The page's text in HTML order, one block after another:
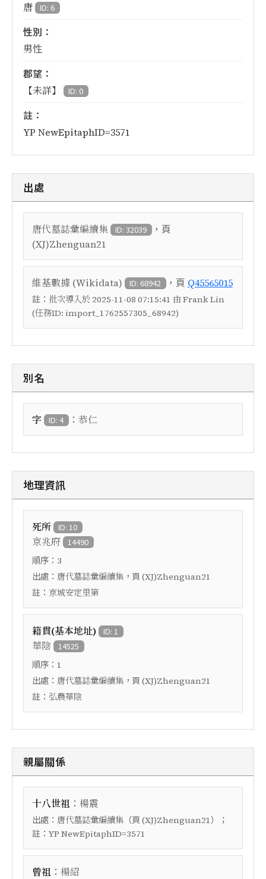
唐 ID: 6
性別：
男性
郡望：
【未詳】 ID: 0
註：
YP NewEpitaphID=3571
出處
唐代墓誌彙編續集 ID: 32039 ，頁
(XJ)Zhenguan21
維基數據 (Wikidata) ID: 68942 ，頁 Q45565015
註： 批次導入於 2025-11-08 07:15:41 由 Frank Lin
(任務ID: import_1762557305_68942)
別名
字 ID: 4 ： 恭仁
地理資訊
死所 ID: 10
京兆府 14490
順序： 3
出處： 唐代墓誌彙編續集 ，頁 (XJ)Zhenguan21
註： 京城安定里第
籍貫(基本地址) ID: 1
華陰 14525
順序： 1
出處： 唐代墓誌彙編續集 ，頁 (XJ)Zhenguan21
註： 弘農華陰
親屬關係
十八世祖 ： 楊震
出處： 唐代墓誌彙編續集 （頁 (XJ)Zhenguan21）；
註： YP NewEpitaphID=3571
曾祖 ： 楊紹